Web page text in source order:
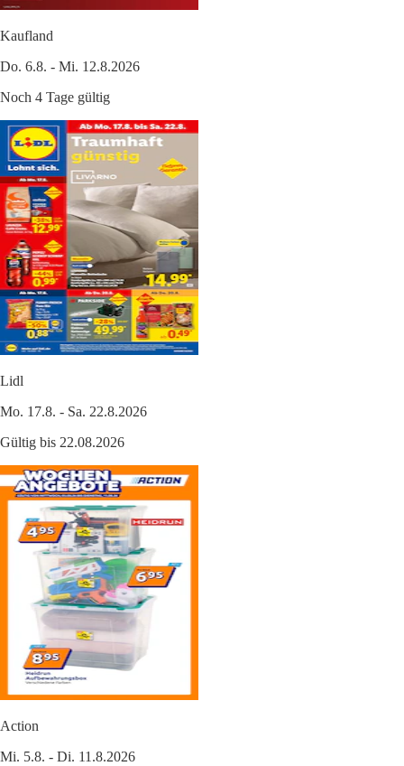
Kaufland
Do. 6.8. - Mi. 12.8.2026
Noch 4 Tage gültig
Lidl
Mo. 17.8. - Sa. 22.8.2026
Gültig bis 22.08.2026
Action
Mi. 5.8. - Di. 11.8.2026